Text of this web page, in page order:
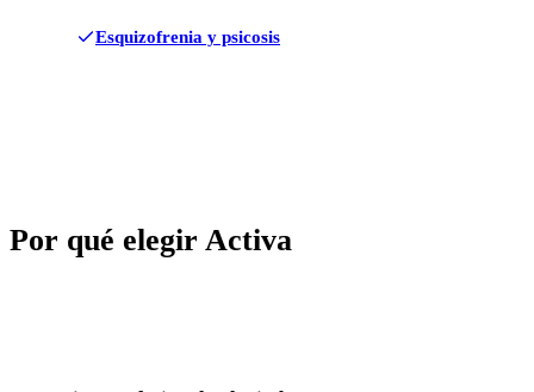
Esquizofrenia y psicosis
Por qué elegir Activa